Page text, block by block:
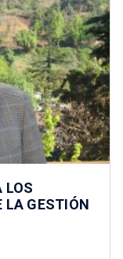
LOS
LA GESTIÓN